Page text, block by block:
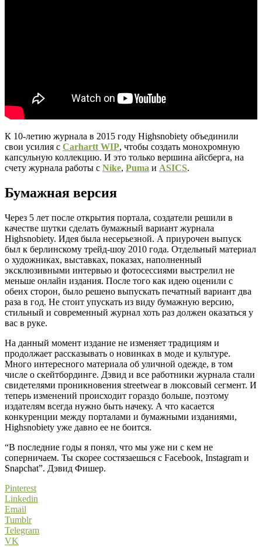
К 10-летию журнала в 2015 году Highsnobiety объединили
свои усилия с Carhartt WIP, чтобы создать монохромную
капсульную коллекцию. И это только вершина айсберга, на
счету журнала работы с Nike, Puma и ASICS.
Бумажная версия
Через 5 лет после открытия портала, создатели решили в
качестве шутки сделать бумажный вариант журнала
Highsnobiety. Идея была несерьезной. А приурочен выпуск
был к берлинскому трейд-шоу 2010 года. Отдельный материал
о художниках, выставках, показах, наполненный
эксклюзивными интервью и фотосессиями выстрелил не
меньше онлайн издания. После того как идею оценили с
обеих сторон, было решено выпускать печатный вариант два
раза в год. Не стоит упускать из виду бумажную версию,
стильный и современный журнал хоть раз должен оказаться у
вас в руке.
На данный момент издание не изменяет традициям и
продолжает рассказывать о новинках в моде и культуре.
Много интересного материала об уличной одежде, в том
числе о скейтбординге. Дэвид и все работники журнала стали
свидетелями проникновения streetwear в люксовый сегмент. И
теперь изменений происходит гораздо больше, поэтому
издателям всегда нужно быть начеку. А что касается
конкуренции между порталами и бумажными изданиями,
Highsnobiety уже давно ее не боится.
“В последние годы я понял, что мы уже ни с кем не
соперничаем. Ты скорее состязаешься c Facebook, Instagram и
Snapchat”. Дэвид Фишер.
Pinterest
Linkedin
Email
Tumblr
Telegram
VK